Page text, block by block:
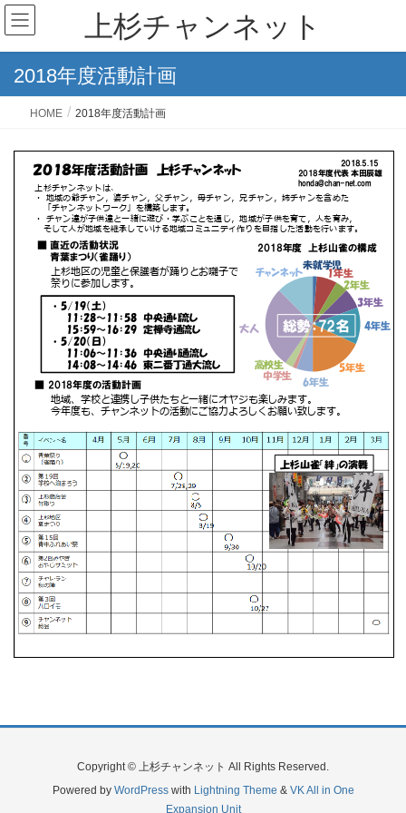
上杉チャンネット
2018年度活動計画
HOME 2018年度活動計画
Copyright © 上杉チャンネット All Rights Reserved.
Powered by WordPresswith Lightning Theme & VK All in One
Expansion Unit